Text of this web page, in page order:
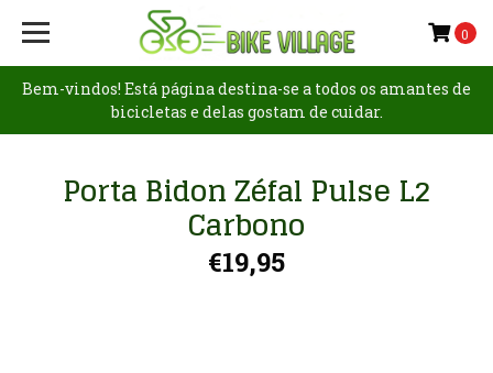
Bem-vindos! Está página destina-se a todos os amantes de
bicicletas e delas gostam de cuidar.
0
Porta Bidon Zéfal Pulse L2
Carbono
€19,95